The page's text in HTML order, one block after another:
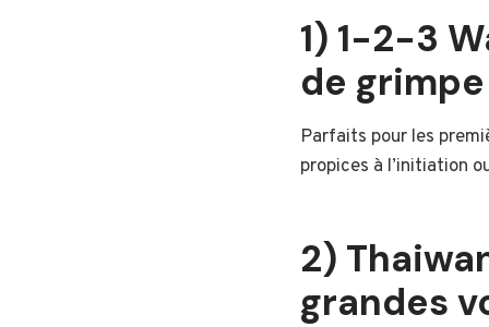
1) 1-2-3
de
Parfaits pour les
propices à l’initiation
2)
grandes